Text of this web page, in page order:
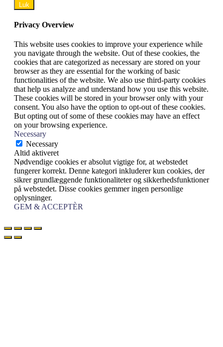
Luk
Privacy Overview
This website uses cookies to improve your experience while
you navigate through the website. Out of these cookies, the
cookies that are categorized as necessary are stored on your
browser as they are essential for the working of basic
functionalities of the website. We also use third-party cookies
that help us analyze and understand how you use this website.
These cookies will be stored in your browser only with your
consent. You also have the option to opt-out of these cookies.
But opting out of some of these cookies may have an effect
on your browsing experience.
Necessary
Necessary
Altid aktiveret
Nødvendige cookies er absolut vigtige for, at webstedet
fungerer korrekt. Denne kategori inkluderer kun cookies, der
sikrer grundlæggende funktionaliteter og sikkerhedsfunktioner
på webstedet. Disse cookies gemmer ingen personlige
oplysninger.
GEM & ACCEPTÈR